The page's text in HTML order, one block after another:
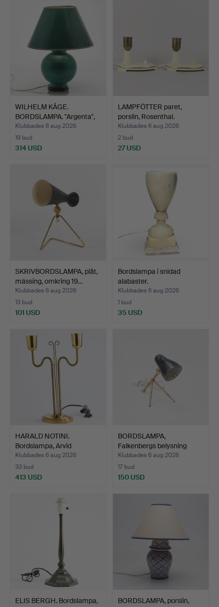
WILHELM KÅGE.
BORDSLAMPA. "Argenta",
Gusta…
Klubbades 6 aug 2026
19 bud
314 USD
LAMPFÖTTER paret,
porslin, Rosenthal.
Klubbades 6 aug 2026
2 bud
27 USD
SKRIVBORDSLAMPA, plåt,
mässing, omkring 19…
Klubbades 6 aug 2026
13 bud
101 USD
Bordslampa i snidad
alabaster.
Klubbades 6 aug 2026
1 bud
35 USD
HARALD NOTINI.
Bordslampa, Arvid
Böhlmarks…
Klubbades 6 aug 2026
33 bud
413 USD
BORDSLAMPA,
Falkenbergs belysning
1950-tal.
Klubbades 6 aug 2026
17 bud
150 USD
ELIS BERGH. Bordslampa,
BORDSLAMPA, porslin,